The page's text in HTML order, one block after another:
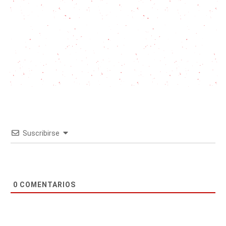
Suscribirse
0 COMENTARIOS